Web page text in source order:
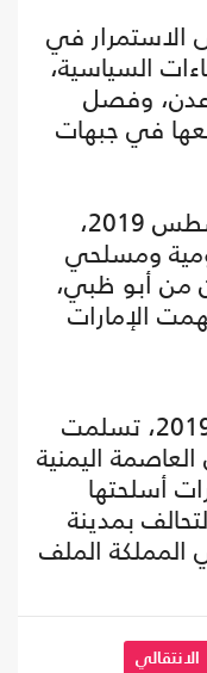
الاستمرار في
السياسية،
عدن، وفصل
في جبهات
وشهدت عدن، مطلع آب/ أغسطس 2019،
ومسلحي
من أبو ظبي،
الإمارات
وفي تشرين الثاني/ نوفمبر 2019، تسلمت
اليمنية
أسلحتها
بمدينة
المملكة الملف
الانتقالي